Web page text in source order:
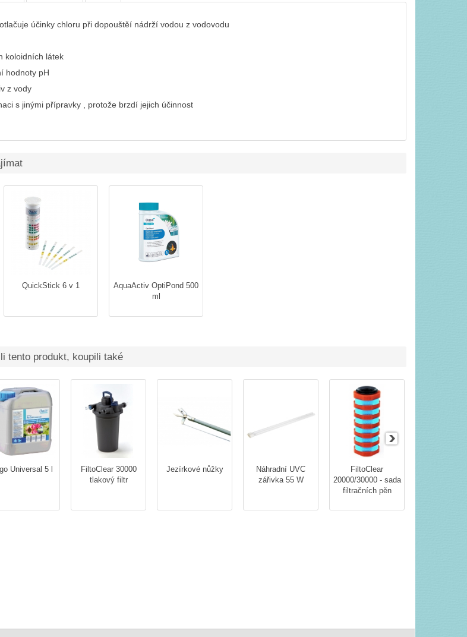
účinky chloru při dopouštěí nádrží vodou z vodovodu
koloidních látek
hodnoty pH
z vody
s jinými přípravky , protože brzdí jejich účinnost
QuickStick 6 v 1
AquaActiv OptiPond 500
ml
tento produkt, koupili také
Universal 5 l
FiltoClear 30000
tlakový filtr
Jezírkové nůžky
Náhradní UVC
zářivka 55 W
FiltoClear
20000/30000 - sada
filtračních pěn